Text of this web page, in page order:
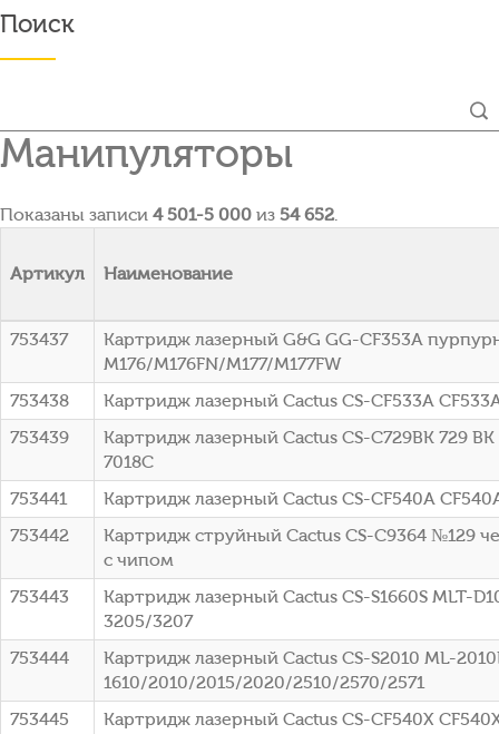
Поиск
Манипуляторы
Показаны записи 4 501-5 000 из 54 652.
Артикул Наименование
753437
Картридж лазерный G&G GG-CF353A
M176/M176FN/M177/M177FW
753438
Картридж лазерный Cactus CS-CF533A
753439
Картридж лазерный Cactus CS-C729BK 729
7018C
753441
Картридж лазерный Cactus CS-CF540A
753442
Картридж струйный Cactus CS-C9364 №129
с чипом
753443
Картридж лазерный Cactus CS-S1660S MLT-
3205/3207
753444
Картридж лазерный Cactus CS-S2010 ML-
1610/2010/2015/2020/2510/2570/2571
753445
Картридж лазерный Cactus CS-CF540X